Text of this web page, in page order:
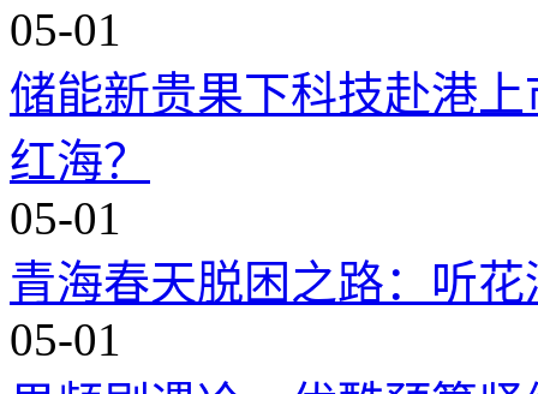
05-01
储能新贵果下科技赴港
红海？
05-01
青海春天脱困之路：听
05-01